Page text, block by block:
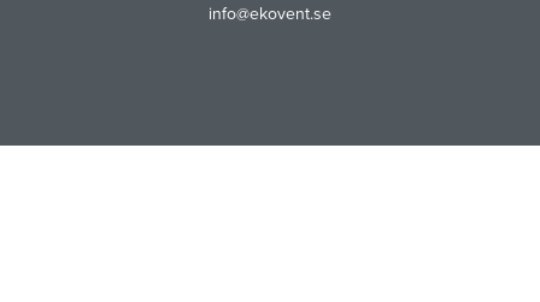
info@ekovent.se